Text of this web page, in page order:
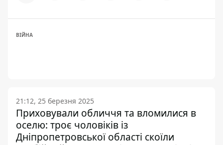
ВІЙНА
21:12, 25 березня 2025
Приховували обличчя та вломилися в
оселю: троє чоловіків із
Дніпропетровської області скоїли